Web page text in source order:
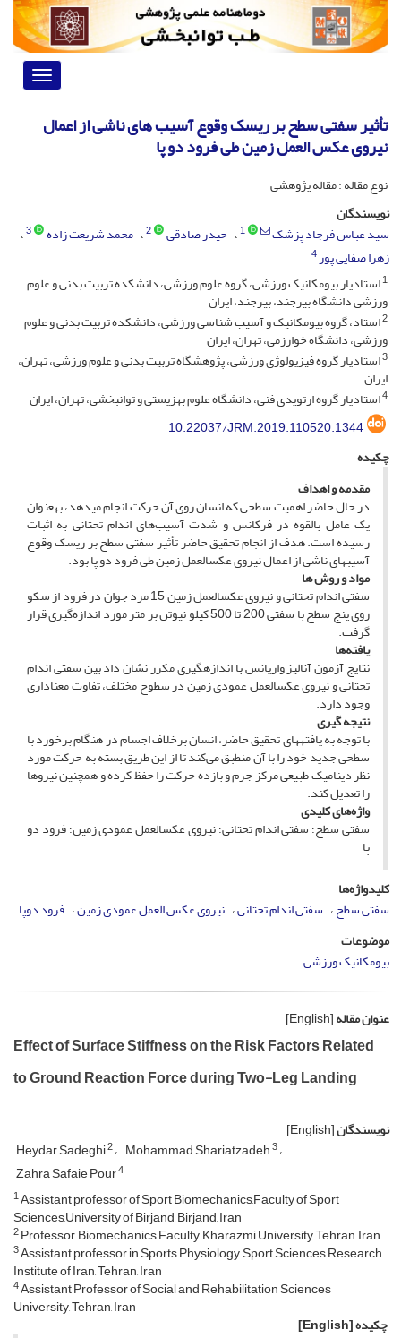
Toggle
تأثیر سفتی سطح بر ریسک وقوع آسیب های ناشی از اعمال
نیروی عکس العمل زمین طی فرود دو پا
نوع مقاله : مقاله پژوهشی
نویسندگان
سید عباس فرجاد پزشک
1 حیدر صادقی 2 محمد شریعت زاده 3
زهرا صفایی پور4
1استادیار بیومکانیک ورزشی، گروه علوم ورزشی، دانشکده تربیت بدنی و علوم
ورزشی دانشگاه بیرجند، بیرجند، ایران
2استاد، گروه بیومکانیک و آسیب شناسی ورزشی، دانشکده تربیت بدنی و علوم
ورزشی، دانشگاه خوارزمی، تهران، ایران
3استادیار گروه فیزیولوژی ورزشی، پژوهشگاه تربیت بدنی و علوم ورزشی، تهران،
ایران
4استادیار گروه ارتوپدی فنی، دانشگاه علوم بهزیستی و توانبخشی، تهران، ایران
10.22037/JRM.2019.110520.1344
چکیده
مقدمه و اهداف
در حال حاضر اهمیت سطحی که انسان روی آن حرکت انجام می­دهد، به­عنوان
یک عامل بالقوه در فرکانس و شدت آسیب‌های اندام تحتانی به اثبات
رسیده است. هدف از انجام تحقیق حاضر تأثیر سفتی سطح بر ریسک وقوع
آسیب­های ناشی از اعمال نیروی عکس­العمل زمین طی فرود دو پا بود.
مواد و روش­ ها
سفتی اندام تحتانی و نیروی عکس­العمل زمین 15 مرد جوان در فرود از سکو
روی پنج سطح با سفتی 200 تا 500 کیلو نیوتن بر متر مورد اندازه‌­گیری قرار
گرفت.
یافته‌ها
نتایج آزمون آنالیز واریانس با اندازه­گیری مکرر نشان داد بین سفتی اندام
تحتانی و نیروی عکس­العمل عمودی زمین در سطوح مختلف، تفاوت معناداری
وجود دارد.
نتیجه‌ گیری
با توجه به یافته­های تحقیق حاضر، انسان برخلاف اجسام در هنگام برخورد با
سطحی جدید خود را با آن منطبق می‌کند تا از این طریق بسته به حرکت مورد
نظر دینامیک طبیعی مرکز جرم و بازده حرکت را حفظ کرده و همچنین نیروها
را تعدیل کند.
واژه‌های کلیدی
سفتی سطح؛ سفتی اندام تحتانی؛ نیروی عکس­العمل عمودی زمین؛ فرود دو
پا
کلیدواژه‌ها
سفتی سطح سفتی اندام تحتانی نیروی عکس العمل عمودی زمین فرود دوپا
موضوعات
بیومکانیک ورزشی
عنوان مقاله[English]
Effect of Surface Stiffness on the Risk Factors Related
to Ground Reaction Force during Two-Leg Landing
نویسندگان[English]
Heydar Sadeghi2 Mohammad Shariatzadeh3
Zahra Safaie Pour4
1Assistant professor of Sport Biomechanics,Faculty of Sport
Sciences,University of Birjand, Birjand, Iran
2Professor, Biomechanics Faculty, Kharazmi University, Tehran, Iran
3Assistant professor in Sports Physiology, Sport Sciences Research
Institute of Iran, Tehran, Iran
4Assistant Professor of Social and Rehabilitation Sciences
University, Tehran, Iran
چکیده[English]